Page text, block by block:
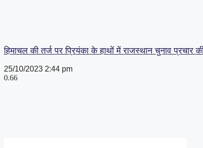
हिमाचल की तर्ज पर प्रियंका के हाथों में राजस्थान चुनाव
25/10/2023 2:44 pm